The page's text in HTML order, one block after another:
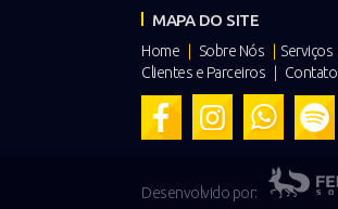
MAPA DO SITE
Home Sobre Nós Serviços
Clientes e Parceiros
Contato
Desenvolvido por: